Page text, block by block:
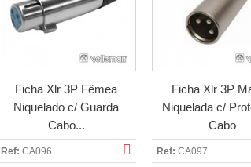
Ficha Xlr 3P Fêmea
Niquelado c/ Guarda
Cabo...
Ref: CA096
Ficha Xlr 3P
Niquelada c/
Cabo
Ref: CA097